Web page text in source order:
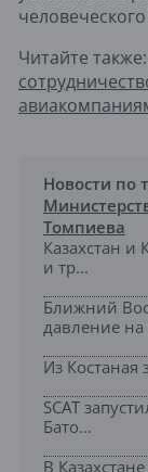
Читайте также:
Новости по
Томпиева
Казахстан и
и тр...
Ближний
давление на
Из Костаная
SCAT
Бато...
В